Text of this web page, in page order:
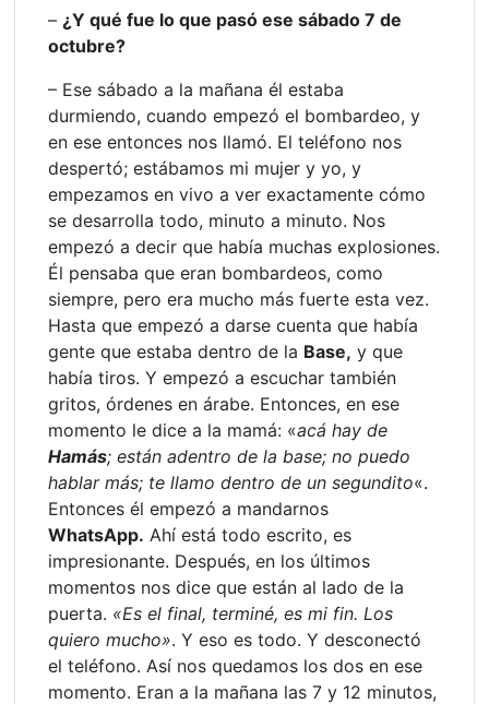
– ¿Y qué fue lo que pasó ese sábado 7 de
octubre?
– Ese sábado a la mañana él estaba
durmiendo, cuando empezó el bombardeo, y
en ese entonces nos llamó. El teléfono nos
despertó; estábamos mi mujer y yo, y
empezamos en vivo a ver exactamente cómo
se desarrolla todo, minuto a minuto. Nos
empezó a decir que había muchas explosiones.
Él pensaba que eran bombardeos, como
siempre, pero era mucho más fuerte esta vez.
Hasta que empezó a darse cuenta que había
gente que estaba dentro de la Base, y que
había tiros. Y empezó a escuchar también
gritos, órdenes en árabe. Entonces, en ese
momento le dice a la mamá: «acá hay de
Hamás; están adentro de la base; no puedo
hablar más; te llamo dentro de un segundito«.
Entonces él empezó a mandarnos
WhatsApp. Ahí está todo escrito, es
impresionante. Después, en los últimos
momentos nos dice que están al lado de la
puerta. «Es el final, terminé, es mi fin. Los
quiero mucho». Y eso es todo. Y desconectó
el teléfono. Así nos quedamos los dos en ese
momento. Eran a la mañana las 7 y 12 minutos,